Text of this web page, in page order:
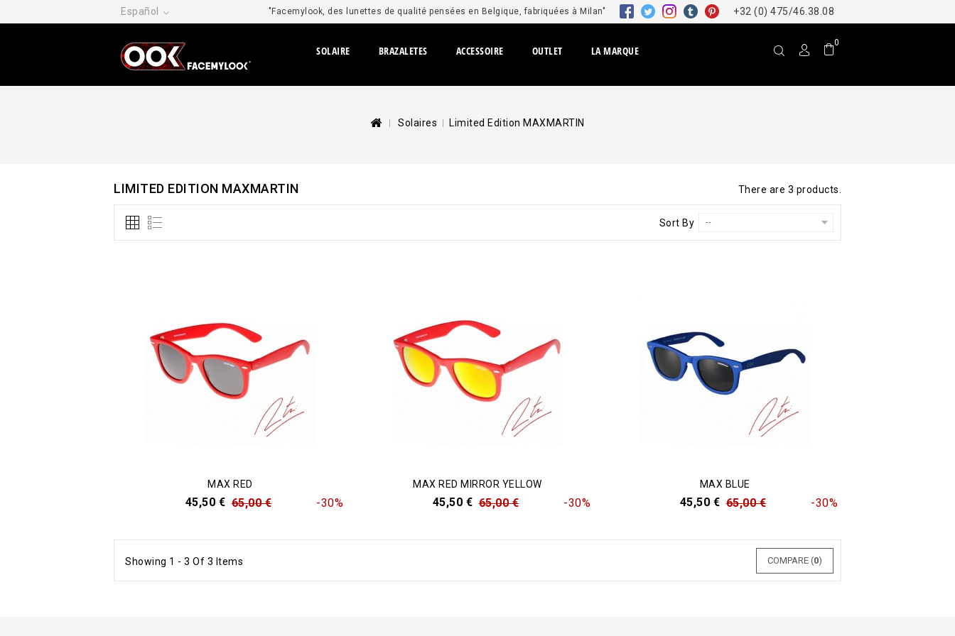
Español "Facemylook, des lunettes de qualité pensées en Belgique, fabriquées à Milan" +32 (0) 475/46.38.08
SOLAIRE BRAZALETES ACCESSOIRE OUTLET LA MARQUE
0
Solaires Limited Edition MAXMARTIN
LIMITED EDITION MAXMARTIN There are 3 products.
Sort By --
MAX RED
45,50 € -30%
65,00 €
MAX RED MIRROR YELLOW
45,50 € -30%
65,00 €
MAX BLUE
45,50 € -30%
65,00 €
COMPARE (0)
Showing 1 - 3 Of 3 Items